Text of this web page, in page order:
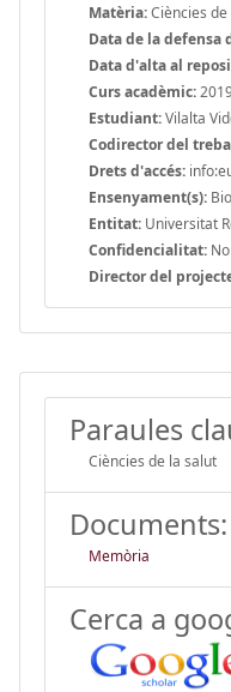
Matèria:Ciències
Data de la defensa
Data d'alta al
Curs acadèmic:
Estudiant:Vilalta
Codirector del
Drets d'accés:
Ensenyament(s):
Entitat: Universitat
Confidencialitat: No
Director del
Paraules
Ciències de la salut
Documents:
Memòria
Cerca a